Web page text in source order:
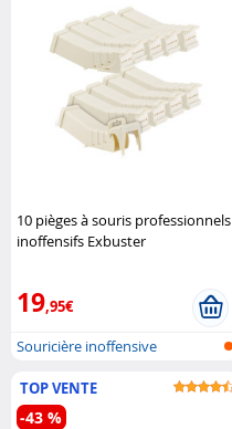
10 pièges à souris professionnels
inoffensifs Exbuster
19,95€
Souricière inoffensive
TOP VENTE
-43 %